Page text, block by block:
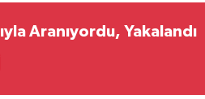
Aranıyordu, Yakalandı